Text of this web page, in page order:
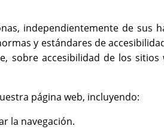
independientemente de sus
y estándares de
sobre accesibilidad de los
página web, incluyendo:
la navegación.